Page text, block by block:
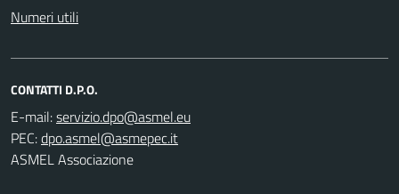
Numeri utili
CONTATTI D.P.O.
E-mail:
PEC:
ASMEL Associazione